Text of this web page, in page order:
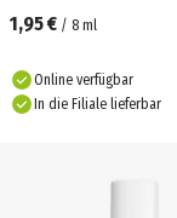
1,95 € / 8 ml
Online verfügbar
In die Filiale lieferbar